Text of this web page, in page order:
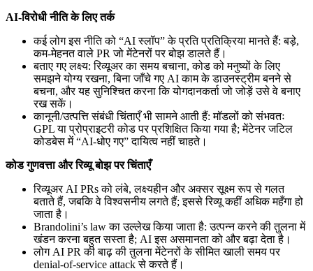
AI-विरोधी नीति के लिए तर्क
कई लोग इस नीति को “AI स्लॉप” के प्रति प्रतिक्रिया मानते हैं: बड़े,
कम-मेहनत वाले PR जो मेंटेनरों पर बोझ डालते हैं।
बताए गए लक्ष्य: रिव्यूअर का समय बचाना, कोड को मनुष्यों के लिए
समझने योग्य रखना, बिना जाँचे गए AI काम के डाउनस्ट्रीम बनने से
बचना, और यह सुनिश्चित करना कि योगदानकर्ता जो जोड़ें उसे वे बनाए
रख सकें।
कानूनी/उत्पत्ति संबंधी चिंताएँ भी सामने आती हैं: मॉडलों को संभवतः
GPL या प्रोप्राइटरी कोड पर प्रशिक्षित किया गया है; मेंटेनर जटिल
कोडबेस में “AI-धोए गए” दायित्व नहीं चाहते।
कोड गुणवत्ता और रिव्यू बोझ पर चिंताएँ
रिव्यूअर AI PRs को लंबे, लक्ष्यहीन और अक्सर सूक्ष्म रूप से गलत
बताते हैं, जबकि वे विश्वसनीय लगते हैं; इससे रिव्यू कहीं अधिक महँगा हो
जाता है।
Brandolini’s law का उल्लेख किया जाता है: उत्पन्न करने की तुलना में
खंडन करना बहुत सस्ता है; AI इस असमानता को और बढ़ा देता है।
लोग AI PR की बाढ़ की तुलना मेंटेनरों के सीमित खाली समय पर
denial-of-service attack से करते हैं।